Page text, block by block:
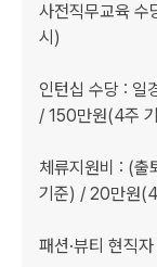
사전직무교육 수
시)
인턴십 수당 : 일
/ 150만원(4주
체류지원비 : (
기준) / 20만원
패션·뷰티 현직